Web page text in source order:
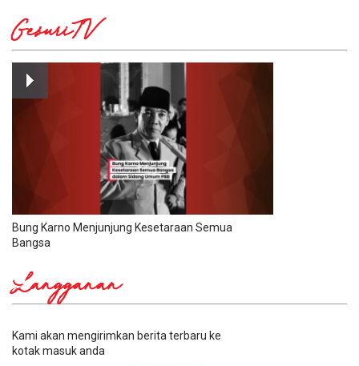
GesuriTV
Bung Karno Menjunjung Kesetaraan Semua
Bangsa
Langganan
Kami akan mengirimkan berita terbaru ke
kotak masuk anda